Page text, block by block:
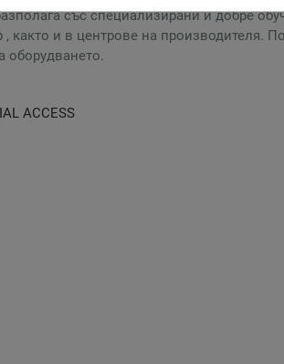
със специализирани и добре
, както и в центрове на производителя.
оборудването.